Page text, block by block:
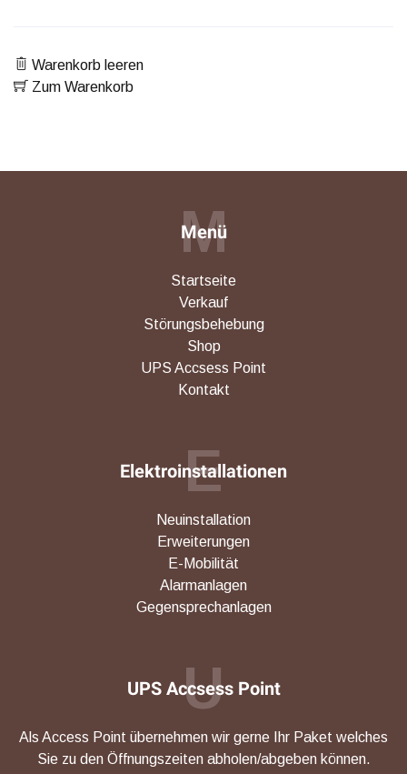
Warenkorb leeren
Zum Warenkorb
Menü
M
Startseite
Verkauf
Störungsbehebung
Shop
UPS Accsess Point
Kontakt
Elektroinstallationen
E
Neuinstallation
Erweiterungen
E-Mobilität
Alarmanlagen
Gegensprechanlagen
UPS Accsess Point
U
Als Access Point übernehmen wir gerne Ihr Paket welches
Sie zu den Öffnungszeiten abholen/abgeben können.